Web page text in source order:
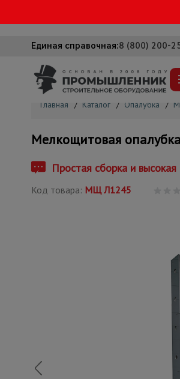
Единая справочная:8 (800) 200-
Вышки-туры
Подмости
Сетка, тенты,
Фанера
Вибротехника
Техника для
Главная / Каталог / Опалубка /
Мелкощитовая
Простая сборка и
Код товара: МЩ Л1245